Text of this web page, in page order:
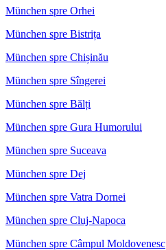
München spre Orhei
München spre Bistrița
München spre Chișinău
München spre Sîngerei
München spre Bălți
München spre Gura Humorului
München spre Suceava
München spre Dej
München spre Vatra Dornei
München spre Cluj-Napoca
München spre Câmpul Moldovenesc